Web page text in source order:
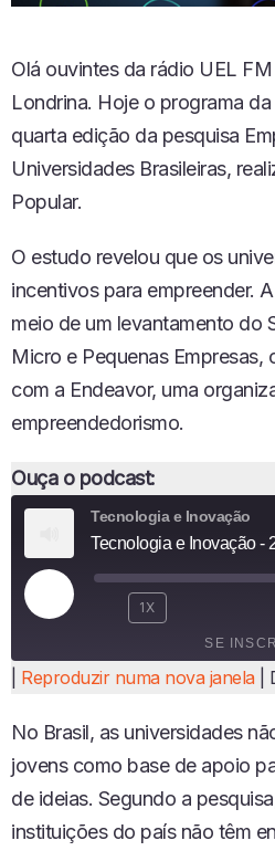
Olá ouvintes da rádio UEL
Londrina. Hoje o programa
quarta edição da pesquisa
Universidades Brasileiras,
Popular.
O estudo revelou que os
incentivos para empreender.
meio de um levantamento do
Micro e Pequenas Empresas,
com a Endeavor, uma
empreendedorismo.
Ouça o podcast:
Tecnologia e Inovação
Tecnologia e Inovação -
E
U
Z
R
E
1X
SE
FEED RSS
INCORPO
RAR
Reproduzir numa nova janela|
No Brasil, as universidades
jovens como base de apoio
de ideias. Segundo a
instituições do país não têm